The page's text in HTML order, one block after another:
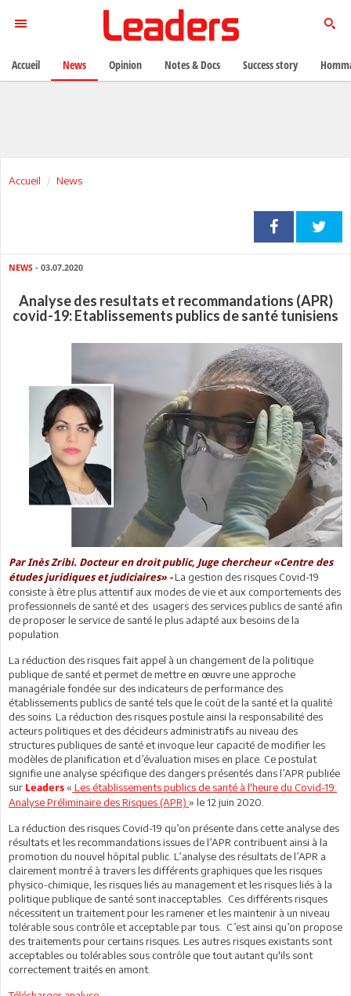
Accueil News
NEWS - 03.07.2020
Analyse des resultats et recommandations (APR)
covid-19: Etablissements publics de santé tunisiens
Par Inès Zribi. Docteur en droit public, Juge chercheur «Centre des
études juridiques et judiciaires» -La gestion des risques Covid-19
consiste à être plus attentif aux modes de vie et aux comportements des
professionnels de santé et des usagers des services publics de santé afin
de proposer le service de santé le plus adapté aux besoins de la
population.
La réduction des risques fait appel à un changement de la politique
publique de santé et permet de mettre en œuvre une approche
managériale fondée sur des indicateurs de performance des
établissements publics de santé tels que le coût de la santé et la qualité
des soins. La réduction des risques postule ainsi la responsabilité des
acteurs politiques et des décideurs administratifs au niveau des
structures publiques de santé et invoque leur capacité de modifier les
modèles de planification et d’évaluation mises en place. Ce postulat
signifie une analyse spécifique des dangers présentés dans l’APR publiée
sur Leaders « Les établissements publics de santé à l'heure du Covid-19:
Analyse Préliminaire des Risques (APR) » le 12 juin 2020.
La réduction des risques Covid-19 qu’on présente dans cette analyse des
résultats et les recommandations issues de l’APR contribuent ainsi à la
promotion du nouvel hôpital public. L’analyse des résultats de l’APR a
clairement montré à travers les différents graphiques que les risques
physico-chimique, les risques liés au management et les risques liés à la
politique publique de santé sont inacceptables. Ces différents risques
nécessitent un traitement pour les ramener et les maintenir à un niveau
tolérable sous contrôle et acceptable par tous. C’est ainsi qu’on propose
des traitements pour certains risques. Les autres risques existants sont
acceptables ou tolérables sous contrôle que tout autant qu'ils sont
correctement traités en amont.
Accueil News Opinion Notes & Docs Success story